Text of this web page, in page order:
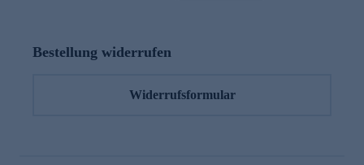
Bestellung widerrufen
Widerrufsformular